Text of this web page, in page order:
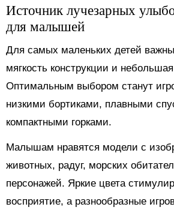
Источник лучезарных
для малышей
Для самых маленьких детей важны
мягкость конструкции и
Оптимальным выбором станут
низкими бортиками, плавными
компактными горками.
Малышам нравятся модели с
животных, радуг, морских
персонажей. Яркие цвета
восприятие, а разнообразные